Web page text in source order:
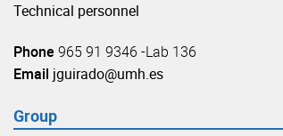
Technical personnel
Phone 965 91 9346 -Lab 136
Email jguirado@umh.es
Group